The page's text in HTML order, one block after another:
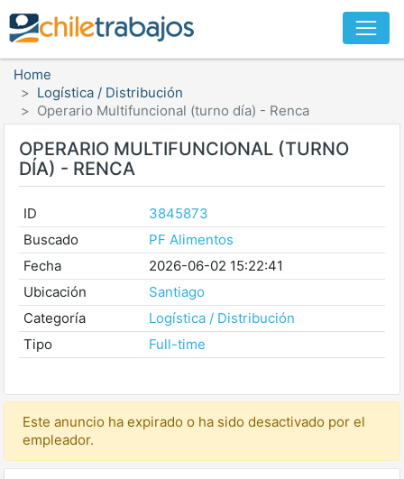
Home
Logística / Distribución
Operario Multifuncional (turno día) - Renca
OPERARIO MULTIFUNCIONAL (TURNO
DÍA) - RENCA
ID
3845873
Buscado
PF Alimentos
Fecha
2026-06-02 15:22:41
Ubicación
Santiago
Categoría
Logística / Distribución
Tipo
Full-time
Este anuncio ha expirado o ha sido desactivado por el
empleador.